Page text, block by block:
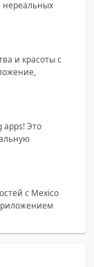
нереальных
и красоты с
apps! Это
с Mexico